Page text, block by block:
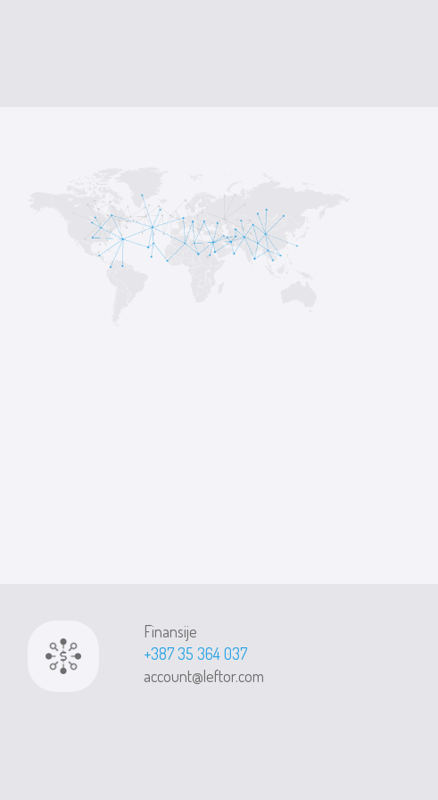
Finansije
+387 35 364 037
account@leftor.com